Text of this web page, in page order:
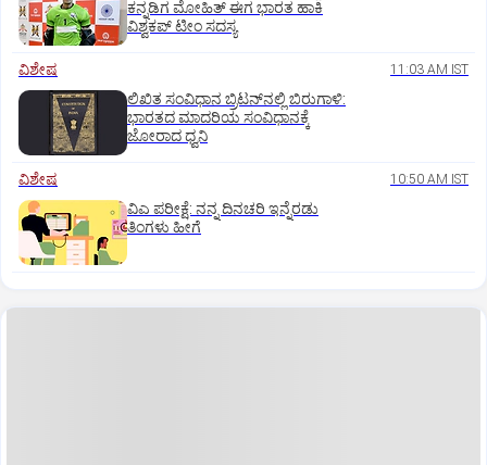
ಕನ್ನಡಿಗ ಮೋಹಿತ್‌ ಈಗ ಭಾರತ ಹಾಕಿ
ವಿಶ್ವಕಪ್‌ ಟೀಂ ಸದಸ್ಯ
ವಿಶೇಷ 11:03 AM IST
ಲಿಖಿತ ಸಂವಿಧಾನ ಬ್ರಿಟನ್‌ನಲ್ಲಿ ಬಿರುಗಾಳಿ:
ಭಾರತದ ಮಾದರಿಯ ಸಂವಿಧಾನಕ್ಕೆ
ಜೋರಾದ ಧ್ವನಿ
ವಿಶೇಷ 10:50 AM IST
ವಿಎ ಪರೀಕ್ಷೆ: ನನ್ನ ದಿನಚರಿ ಇನ್ನೆರಡು
ತಿಂಗಳು ಹೀಗೆ